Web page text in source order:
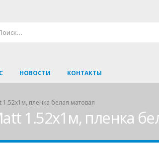
НОВОСТИ КОНТАКТЫ
1.52х1м, пленка белая матовая
1.52х1м, пленка